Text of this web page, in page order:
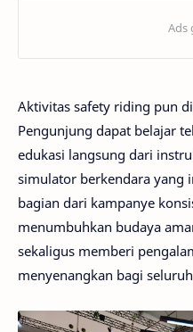
Aktivitas safety riding pun
Pengunjung dapat belajar
edukasi langsung dari
simulator berkendara yang
bagian dari kampanye
menumbuhkan budaya
sekaligus memberi
menyenangkan bagi